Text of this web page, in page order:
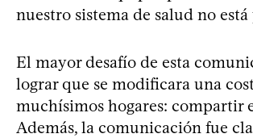
nuestro sistema de salud no está
El mayor desafío de esta
lograr que se modificara una
muchísimos hogares: compartir
Además, la comunicación fue